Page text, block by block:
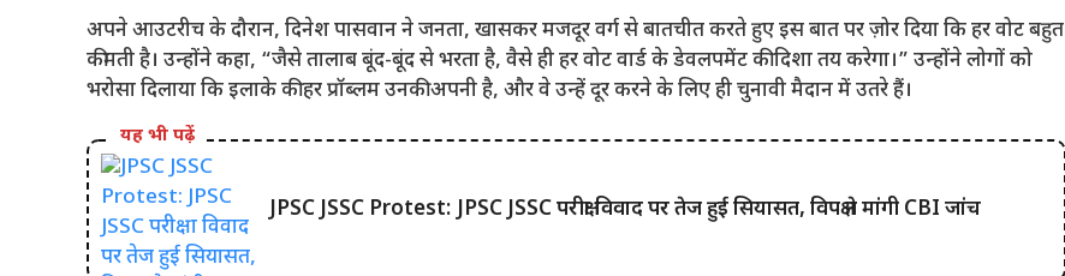
अपने आउटरीच के दौरान, दिनेश पासवान ने जनता, खासकर मजदूर वर्ग से बातचीत करते हुए इस बात पर ज़ोर दिया कि हर वोट बहुत
कीमती है। उन्होंने कहा, “जैसे तालाब बूंद-बूंद से भरता है, वैसे ही हर वोट वार्ड के डेवलपमेंट की दिशा तय करेगा।” उन्होंने लोगों को
भरोसा दिलाया कि इलाके की हर प्रॉब्लम उनकी अपनी है, और वे उन्हें दूर करने के लिए ही चुनावी मैदान में उतरे हैं।
यह भी पढ़ें
JPSC JSSC Protest: JPSC JSSC परीक्षा विवाद पर तेज हुई सियासत, विपक्ष ने मांगी CBI जांच